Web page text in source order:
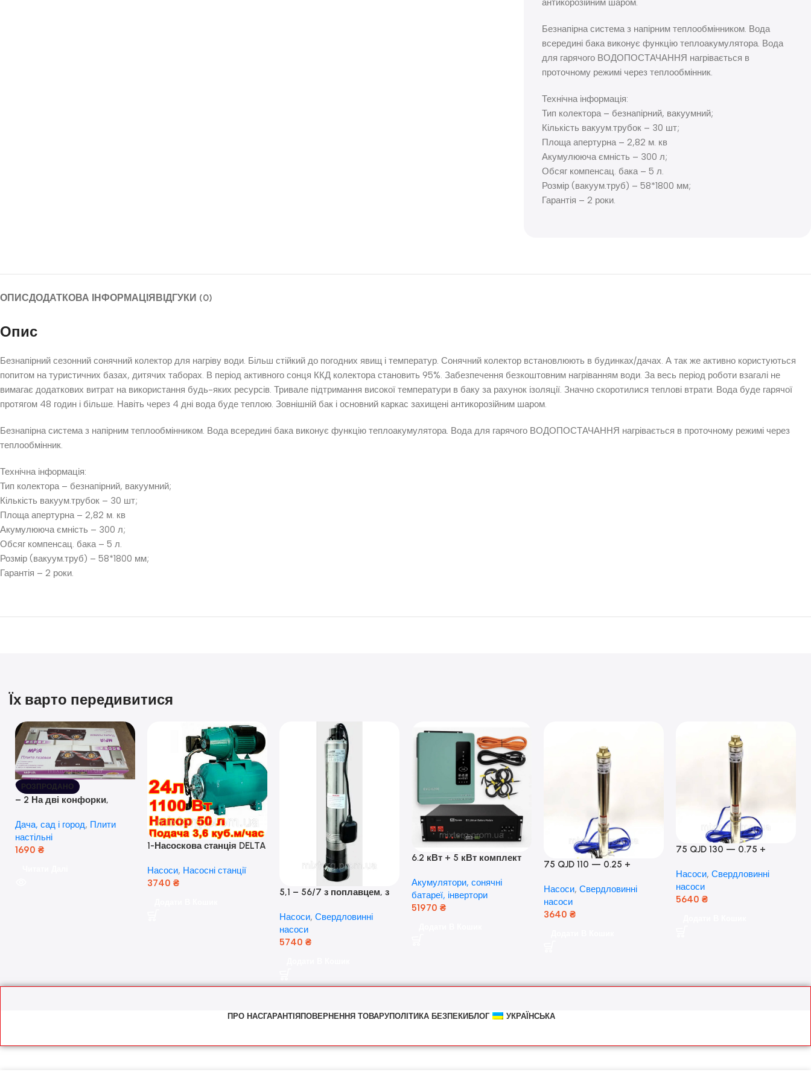
Безнапірна система з напірним теплообмінником. Вода
всередині бака виконує функцію теплоакумулятора. Вода
для гарячого ВОДОПОСТАЧАННЯ нагрівається в
проточному режимі через теплообмінник.
Технічна інформація:
Тип колектора – безнапірний, вакуумний;
Кількість вакуум.трубок – 30 шт;
Площа апертурна – 2,82 м. кв
Акумулююча ємність – 300 л;
Обсяг компенсац. бака – 5 л.
Розмір (вакуум.труб) – 58*1800 мм;
Гарантія – 2 роки.
ОПИСДОДАТКОВА ІНФОРМАЦІЯВІДГУКИ (0)
Опис
Безнапірний сезонний сонячний колектор для нагріву води. Більш стійкий до погодних явищ і температур. Сонячний колектор встановлюють в будинках/дачах. А так же активно користуються
попитом на туристичних базах, дитячих таборах. В період активного сонця ККД колектора становить 95%. Забезпечення безкоштовним нагріванням води. За весь період роботи взагалі не
вимагає додаткових витрат на використання будь-яких ресурсів. Тривале підтримання високої температури в баку за рахунок ізоляції. Значно скоротилися теплові втрати. Вода буде гарячої
протягом 48 годин і більше. Навіть через 4 дні вода буде теплою. Зовнішній бак і основний каркас захищені антикорозійним шаром.
Безнапірна система з напірним теплообмінником. Вода всередині бака виконує функцію теплоакумулятора. Вода для гарячого ВОДОПОСТАЧАННЯ нагрівається в проточному режимі через
теплообмінник.
Технічна інформація:
Тип колектора – безнапірний, вакуумний;
Кількість вакуум.трубок – 30 шт;
Площа апертурна – 2,82 м. кв
Акумулююча ємність – 300 л;
Обсяг компенсац. бака – 5 л.
Розмір (вакуум.труб) – 58*1800 мм;
Гарантія – 2 роки.
Їх варто передивитися
РОЗПРОДАНО
– 2 На дві конфорки,
розпалюванням.
Дача, сад і город, Плити
настільні
1690 ₴
1-Насоскова станція DELTA
кВт) ( Польща)
Насоси, Насосні станції
3740 ₴
5,1 – 56/7 з поплавцем, з
(оригінал Польща)
Насоси, Свердловинні
насоси
5740 ₴
6.2 кВт + 5 кВт комплект
Гібридний інвертор Anern
та акумулятор Dyness, 50А
Акумулятори, сонячні
батареї, інвертори
51970 ₴
75 QJD 110 — 0.25 +
Мідь!
Насоси, Свердловинні
насоси
3640 ₴
75 QJD 130 — 0.75 +
Насоси, Свердловинні
насоси
5640 ₴
ПРО НАСГАРАНТІЯ ПОВЕРНЕННЯ ТОВАРУПОЛІТИКА БЕЗПЕКИ БЛОГ УКРАЇНСЬКА